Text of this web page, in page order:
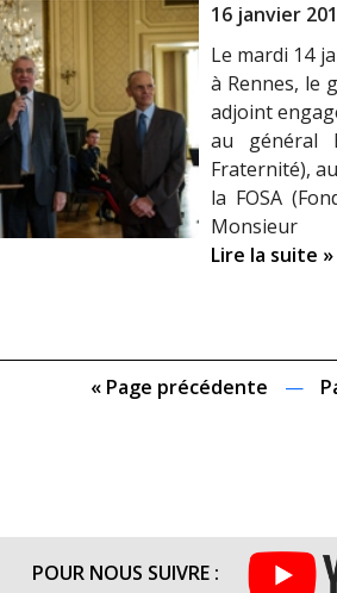
16 janvier
Le mardi 14
à Rennes, le
adjoint
au général
Fraternité),
la FOSA
Monsieur
Lire la suite »
« Page précédente —
POUR NOUS SUIVRE :